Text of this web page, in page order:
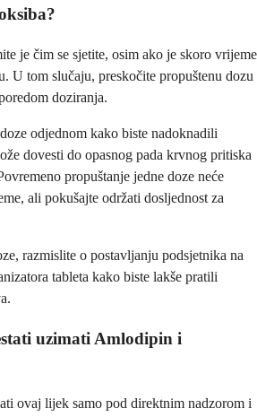
je čim se sjetite, osim ako je skoro vrijeme
U tom slučaju, preskočite propuštenu dozu
doziranja.
odjednom kako biste nadoknadili
dovesti do opasnog pada krvnog pritiska
propuštanje jedne doze neće
ali pokušajte održati dosljednost za
razmislite o postavljanju podsjetnika na
tableta kako biste lakše pratili
uzimati Amlodipin i
ovaj lijek samo pod direktnim nadzorom i